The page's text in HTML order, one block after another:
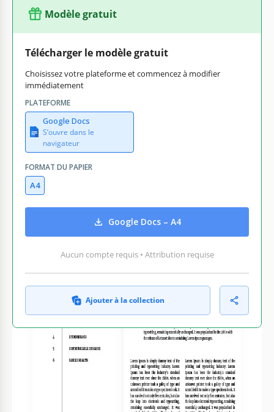
Modèle gratuit
Télécharger le modèle gratuit
Choisissez votre plateforme et commencez à modifier
immédiatement
PLATEFORME
Google Docs
S’ouvre dans le
navigateur
FORMAT DU PAPIER
A4
Google Docs – A4
Aucun compte requis • Attribution requise
Ajouter à la collection
CE QUI EST INCLUS
Page de couverture élégante avec design floral
Section de table des matières détaillée